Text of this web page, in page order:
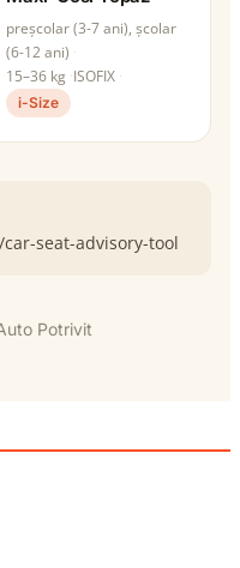
preșcolar (3-7 ani), școlar
(6-12 ani)
15–36 kg ISOFIX
i-Size
seat-advisory-tool
Potrivit